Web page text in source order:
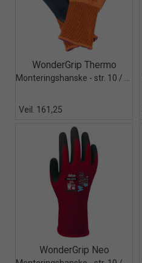
Quick View+
WonderGrip Thermo
Veil. 161,25
Quick View+
WonderGrip Neo